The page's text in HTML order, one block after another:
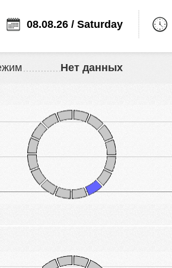
08.08.26 / Saturday
Нет данных